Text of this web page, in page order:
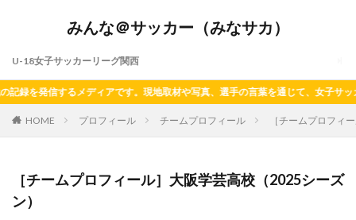
みんな＠サッカー（みなサカ）
U-18女子サッカーリーグ関西
るメディアです。現地取材や写真、選手の言葉を通じて、女子サッカーの今を
HOME プロフィール チームプロフィール ［チームプロフィ
［チームプロフィール］大阪学芸高校（2025シーズ
ン）